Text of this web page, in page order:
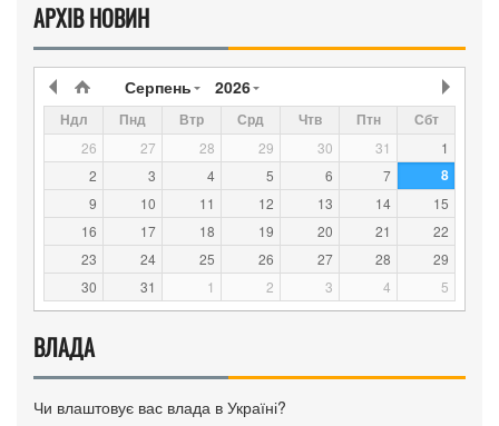
АРХІВ НОВИН
Серпень 2026
Ндл Пнд Втр Срд Чтв Птн Сбт
26 27 28 29 30 31
1
2
3 4 5 6 7 8
9 10 11 12 13 14
15
16
17 18 19 20 21
22
23
24 25 26 27 28
29
30
31 1 2 3 4 5
ВЛАДА
Чи влаштовує вас влада в Україні?